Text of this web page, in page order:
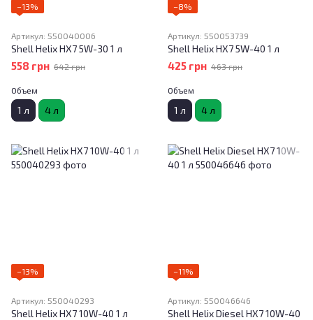
−13%
Артикул: 550040006
Shell Helix HX7 5W-30 1 л
558 грн 642 грн
Объем
1 л 4 л
−8%
Артикул: 550053739
Shell Helix HX7 5W-40 1 л
425 грн 463 грн
Объем
1 л 4 л
−13%
Артикул: 550040293
Shell Helix HX7 10W-40 1 л
−11%
Артикул: 550046646
Shell Helix Diesel HX7 10W-40